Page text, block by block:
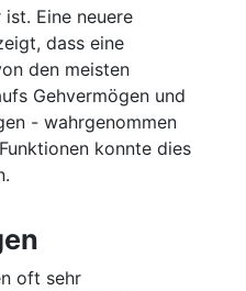
Eine neuere
dass eine
den meisten
Gehvermögen und
- wahrgenommen
konnte dies
oft sehr